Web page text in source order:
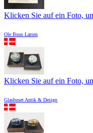
Klicken Sie auf ein Foto,
Ole Buus Larsen
Klicken Sie auf ein Foto,
Glashuset Antik & Design